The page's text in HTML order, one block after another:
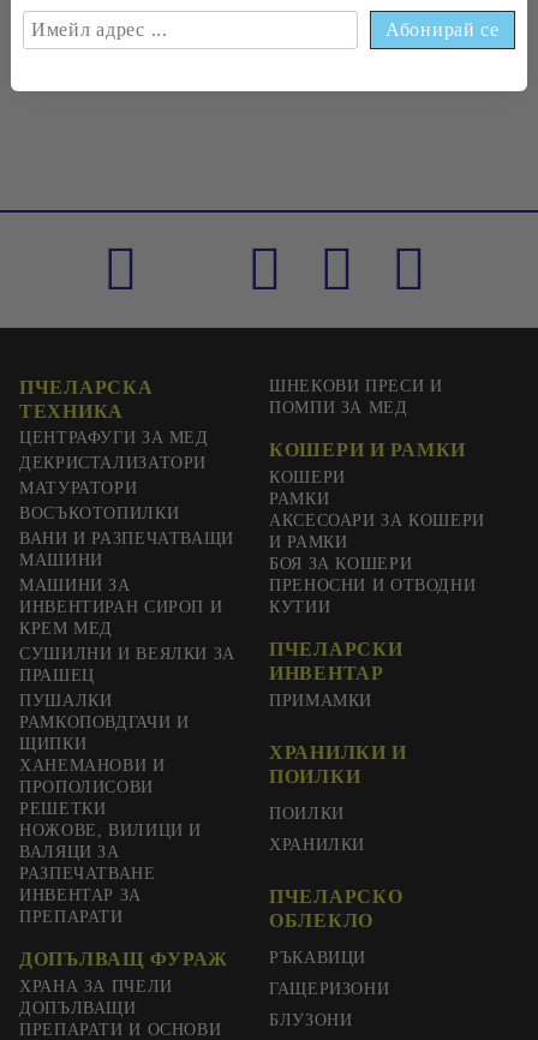
ПЧЕЛАРСКА
ТЕХНИКА
ЦЕНТРАФУГИ ЗА МЕД
ДЕКРИСТАЛИЗАТОРИ
МАТУРАТОРИ
ВОСЪКОТОПИЛКИ
ВАНИ И РАЗПЕЧАТВАЩИ
МАШИНИ
МАШИНИ ЗА
ИНВЕНТИРАН СИРОП И
КРЕМ МЕД
СУШИЛНИ И ВЕЯЛКИ ЗА
ПРАШЕЦ
ШНЕКОВИ ПРЕСИ И
ПОМПИ ЗА МЕД
КОШЕРИ И РАМКИ
КОШЕРИ
РАМКИ
АКСЕСОАРИ ЗА КОШЕРИ
И РАМКИ
БОЯ ЗА КОШЕРИ
ПРЕНОСНИ И ОТВОДНИ
КУТИИ
ПЧЕЛАРСКИ
ИНВЕНТАР
ПУШАЛКИ
РАМКОПОВДГАЧИ И
ЩИПКИ
ХАНЕМАНОВИ И
ПРОПОЛИСОВИ
РЕШЕТКИ
НОЖОВЕ, ВИЛИЦИ И
ВАЛЯЦИ ЗА
РАЗПЕЧАТВАНЕ
ИНВЕНТАР ЗА
ПРЕПАРАТИ
ДОПЪЛВАЩ ФУРАЖ
ХРАНА ЗА ПЧЕЛИ
ДОПЪЛВАЩИ
ПРЕПАРАТИ И ОСНОВИ
ПРИМАМКИ
ХРАНИЛКИ И
ПОИЛКИ
ПОИЛКИ
ХРАНИЛКИ
ПЧЕЛАРСКО
ОБЛЕКЛО
РЪКАВИЦИ
ГАЩЕРИЗОНИ
БЛУЗОНИ